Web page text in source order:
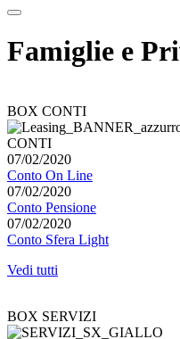
Famiglie e
BOX CONTI
CONTI
07/02/2020
Conto On Line
07/02/2020
Conto Pensione
07/02/2020
Conto Sfera Light
Vedi tutti
BOX SERVIZI